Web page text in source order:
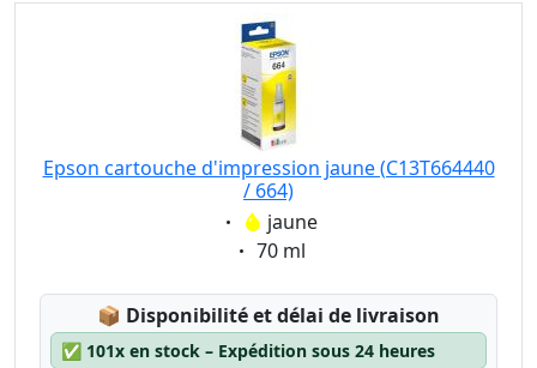
Epson cartouche d'impression jaune (C13T664440
/ 664)
Eigenschaft:
jaune
Eigenschaft:
70 ml
📦 Lagerstatus:
Disponibilité et délai de livraison
✅ 101x en stock – Expédition sous 24 heures